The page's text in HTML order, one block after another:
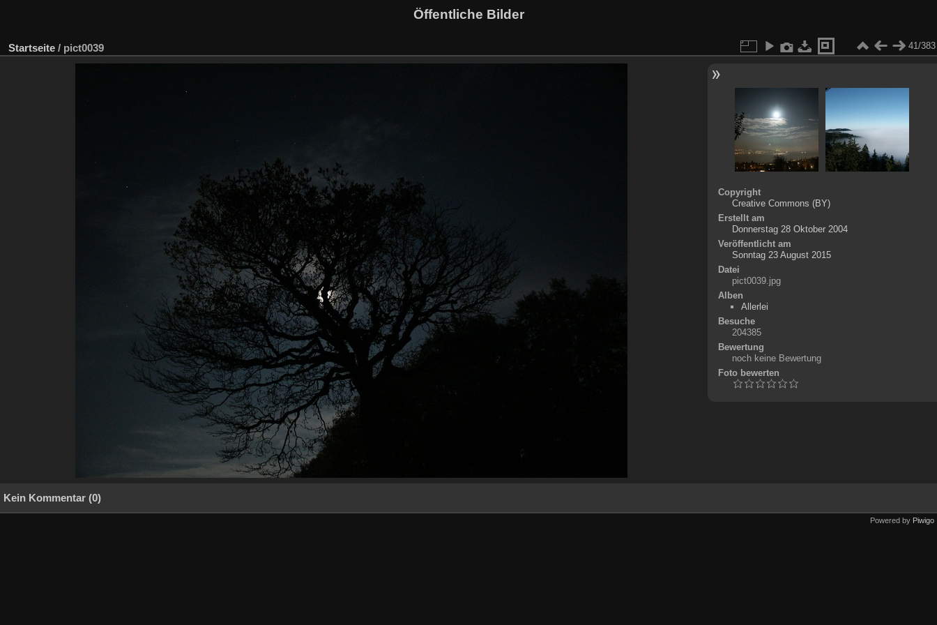
Öffentliche Bilder
Startseite / pict0039 41/383
Copyright
Creative Commons (BY)
Erstellt am
Donnerstag 28 Oktober 2004
Veröffentlicht am
Sonntag 23 August 2015
Datei
pict0039.jpg
Alben
Allerlei
Besuche
204385
Bewertung
noch keine Bewertung
Foto bewerten
Kein Kommentar (0)
Powered by Piwigo